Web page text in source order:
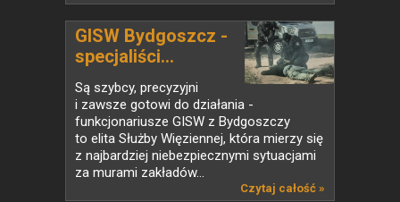
GISW Bydgoszcz -
specjaliści...
Są szybcy, precyzyjni
i zawsze gotowi do działania -
funkcjonariusze GISW z Bydgoszczy
to elita Służby Więziennej, która mierzy się
z najbardziej niebezpiecznymi sytuacjami
za murami zakładów...
Czytaj całość »